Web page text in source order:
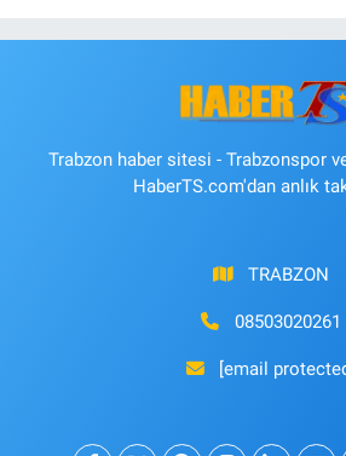
Trabzon haber sitesi - Trabzonspor
HaberTS.com'dan anlık
TRABZON
08503020261
[email